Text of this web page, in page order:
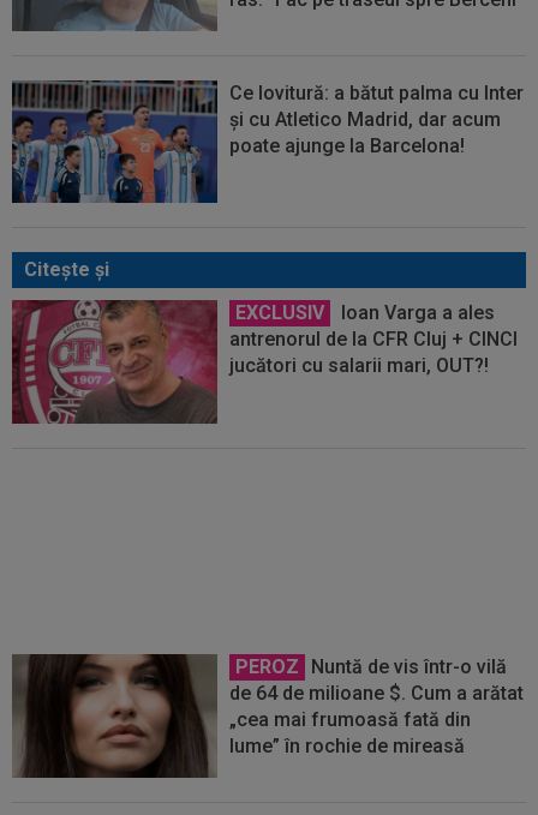
Ce lovitură: a bătut palma cu Inter
și cu Atletico Madrid, dar acum
poate ajunge la Barcelona!
Citeşte şi
EXCLUSIV
Ioan Varga a ales
antrenorul de la CFR Cluj + CINCI
jucători cu salarii mari, OUT?!
PEROZ
Nuntă de vis într-o vilă
de 64 de milioane $. Cum a arătat
„cea mai frumoasă fată din
lume” în rochie de mireasă